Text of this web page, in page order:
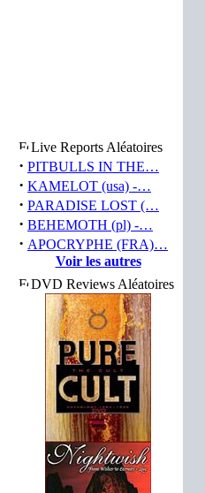
Live Reports Aléatoires
· PITBULLS IN THE…
· KAMELOT (usa) -…
· PARADISE LOST (…
· BEHEMOTH (pl) -…
· APOCRYPHE (FRA)…
Voir les autres
DVD Reviews Aléatoires